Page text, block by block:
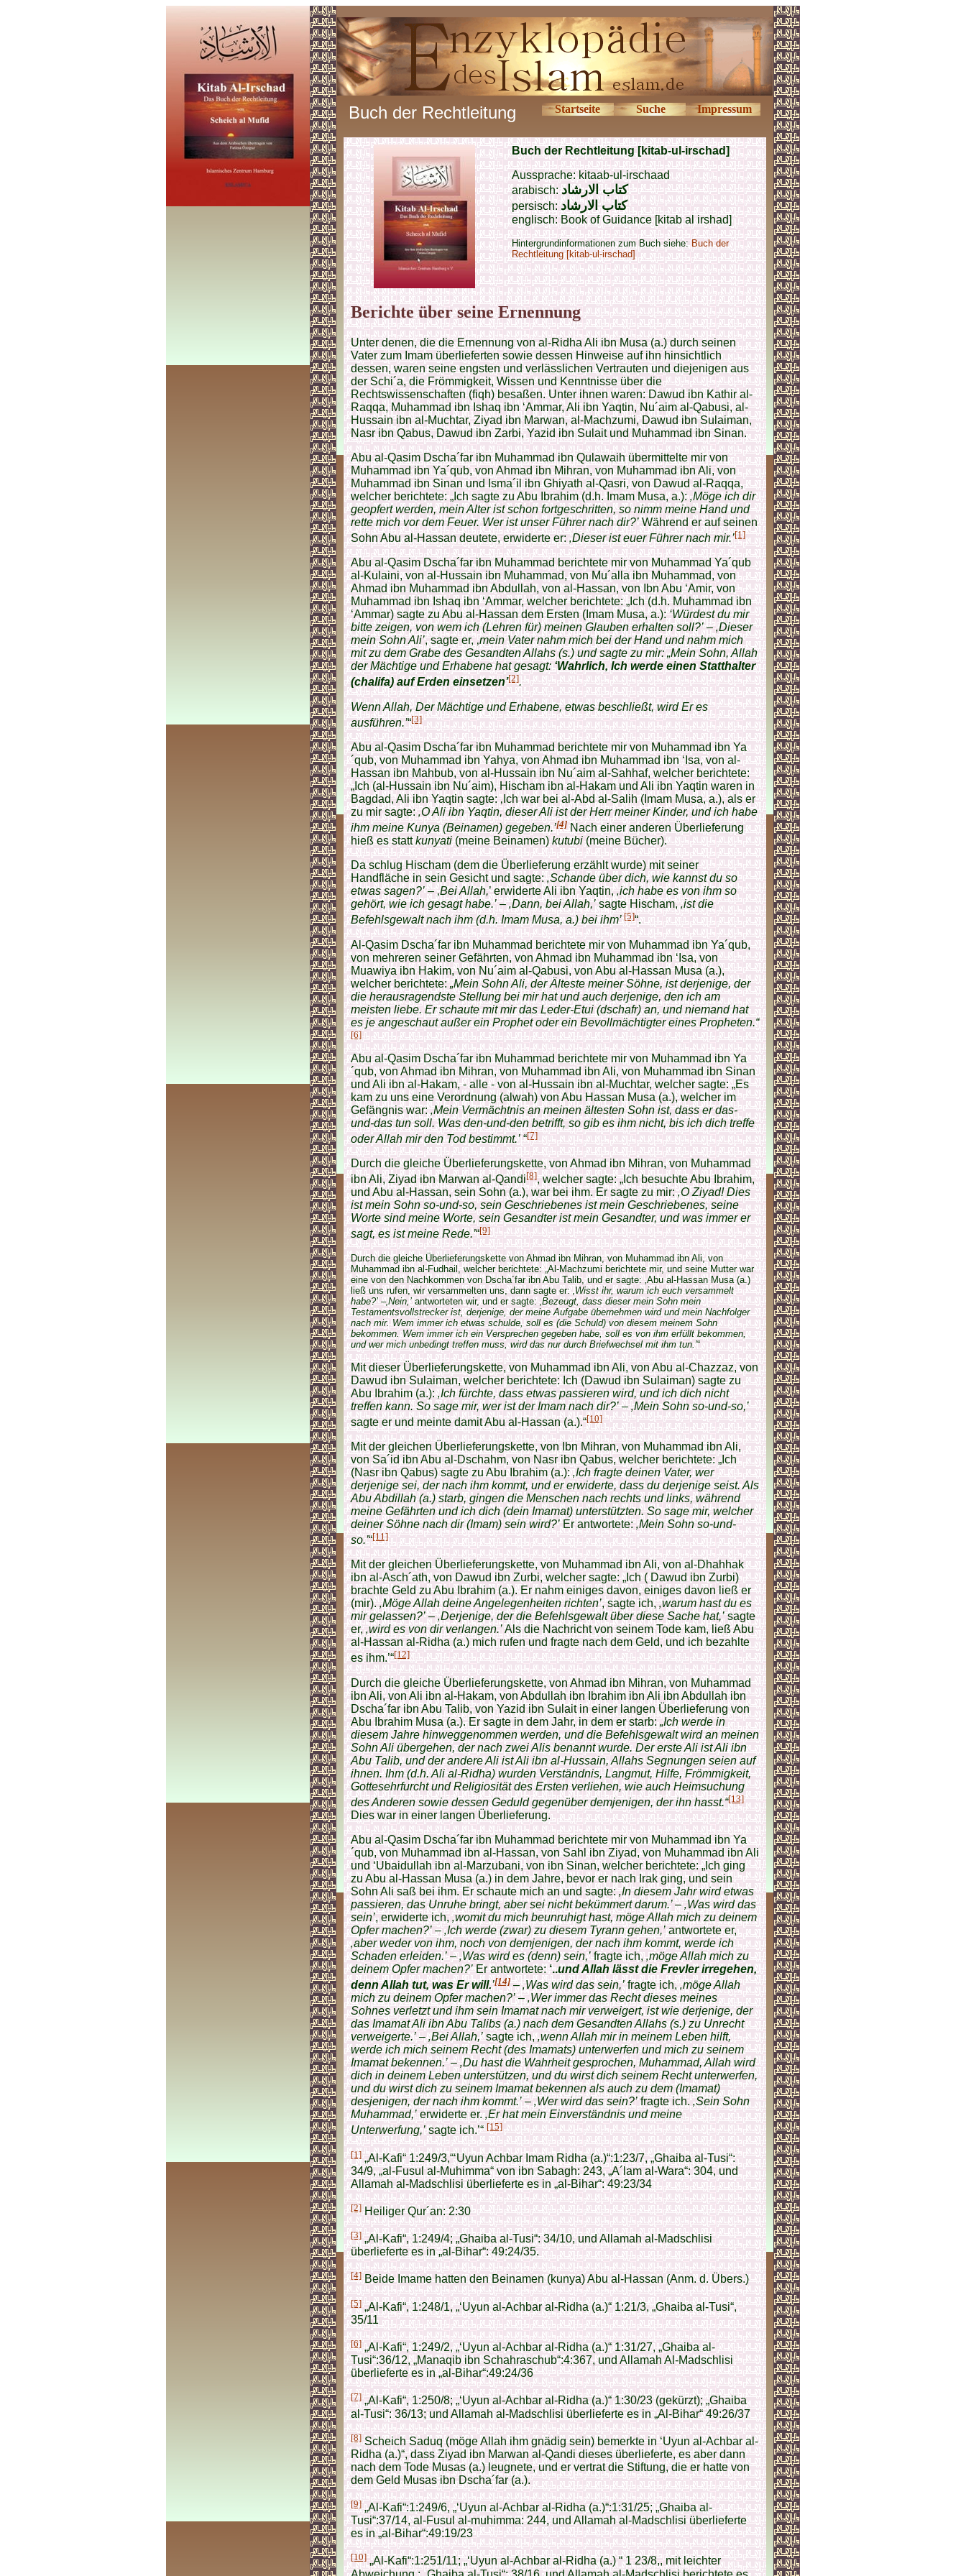
Buch der Rechtleitung Startseite Suche Impressum
Buch der Rechtleitung [kitab-ul-irschad]
Aussprache: kitaab-ul-irschaad
arabisch:
كتابالارشاد
persisch: كتابالارشاد
englisch: Book of Guidance [kitab al irshad]
Hintergrundinformationen zum Buch siehe:Buch der
Rechtleitung [kitab-ul-irschad]
Berichte über seine Ernennung
Unter denen, die die Ernennung von al-Ridha Ali ibn Musa (a.) durch seinen
Vater zum Imam überlieferten sowie dessen Hinweise auf ihn hinsichtlich
dessen, waren seine engsten und verlässlichen Vertrauten und diejenigen aus
der Schi´a, die Frömmigkeit, Wissen und Kenntnisse über die
Rechtswissenschaften (fiqh) besaßen. Unter ihnen waren: Dawud ibn Kathir al-
Raqqa, Muhammad ibn Ishaq ibn ‘Ammar, Ali ibn Yaqtin, Nu´aim al-Qabusi, al-
Hussain ibn al-Muchtar, Ziyad ibn Marwan, al-Machzumi, Dawud ibn Sulaiman,
Nasr ibn Qabus, Dawud ibn Zarbi, Yazid ibn Sulait und Muhammad ibn Sinan.
Abu al-Qasim Dscha´far ibn Muhammad ibn Qulawaih übermittelte mir von
Muhammad ibn Ya´qub, von Ahmad ibn Mihran, von Muhammad ibn Ali, von
Muhammad ibn Sinan und Isma´il ibn Ghiyath al-Qasri, von Dawud al-Raqqa,
welcher berichtete: „Ich sagte zu Abu Ibrahim (d.h. Imam Musa, a.):‚Möge ich dir
geopfert werden, mein Alter ist schon fortgeschritten, so nimm meine Hand und
rette mich vor dem Feuer. Wer ist unser Führer nach dir?’Während er auf seinen
Sohn Abu al-Hassan deutete, erwiderte er:‚Dieser ist euer Führer nach mir.’[1]
Abu al-Qasim Dscha´far ibn Muhammad berichtete mir von Muhammad Ya´qub
al-Kulaini, von al-Hussain ibn Muhammad, von Mu´alla ibn Muhammad, von
Ahmad ibn Muhammad ibn Abdullah, von al-Hassan, von Ibn Abu ‘Amir, von
Muhammad ibn Ishaq ibn ‘Ammar, welcher berichtete: „Ich (d.h. Muhammad ibn
‘Ammar) sagte zu Abu al-Hassan dem Ersten (Imam Musa, a.):‘Würdest du mir
bitte zeigen, von wem ich (Lehren für) meinen Glauben erhalten soll?’–‚Dieser
mein Sohn Ali’, sagte er, ‚mein Vater nahm mich bei der Hand und nahm mich
mit zu dem Grabe des Gesandten Allahs (s.) und sagte zu mir: „Mein Sohn, Allah
der Mächtige und Erhabene hat gesagt:‘Wahrlich, Ich werde einen Statthalter
(chalifa) auf Erden einsetzen’[2].
Wenn Allah, Der Mächtige und Erhabene, etwas beschließt, wird Er es
ausführen.’“[3]
Abu al-Qasim Dscha´far ibn Muhammad berichtete mir von Muhammad ibn Ya
´qub, von Muhammad ibn Yahya, von Ahmad ibn Muhammad ibn ‘Isa, von al-
Hassan ibn Mahbub, von al-Hussain ibn Nu´aim al-Sahhaf, welcher berichtete:
„Ich (al-Hussain ibn Nu´aim), Hischam ibn al-Hakam und Ali ibn Yaqtin waren in
Bagdad, Ali ibn Yaqtin sagte: ‚Ich war bei al-Abd al-Salih (Imam Musa, a.), als er
zu mir sagte:‚O Ali ibn Yaqtin, dieser Ali ist der Herr meiner Kinder, und ich habe
ihm meine Kunya (Beinamen) gegeben.’[4] Nach einer anderen Überlieferung
hieß es stattkunyati(meine Beinamen)kutubi(meine Bücher).
Da schlug Hischam (dem die Überlieferung erzählt wurde) mit seiner
Handfläche in sein Gesicht und sagte:‚Schande über dich, wie kannst du so
etwas sagen?’– ‚Bei Allah,’ erwiderte Ali ibn Yaqtin,‚ich habe es von ihm so
gehört, wie ich gesagt habe.’–‚Dann, bei Allah,’sagte Hischam,‚ist die
Befehlsgewalt nach ihm (d.h. Imam Musa, a.) bei ihm’[5]“.
Al-Qasim Dscha´far ibn Muhammad berichtete mir von Muhammad ibn Ya´qub,
von mehreren seiner Gefährten, von Ahmad ibn Muhammad ibn ‘Isa, von
Muawiya ibn Hakim, von Nu´aim al-Qabusi, von Abu al-Hassan Musa (a.),
welcher berichtete:„Mein Sohn Ali, der Älteste meiner Söhne, ist derjenige, der
die herausragendste Stellung bei mir hat und auch derjenige, den ich am
meisten liebe. Er schaute mit mir das Leder-Etui (dschafr) an, und niemand hat
es je angeschaut außer ein Prophet oder ein Bevollmächtigter eines Propheten.“
[6]
Abu al-Qasim Dscha´far ibn Muhammad berichtete mir von Muhammad ibn Ya
´qub, von Ahmad ibn Mihran, von Muhammad ibn Ali, von Muhammad ibn Sinan
und Ali ibn al-Hakam, - alle - von al-Hussain ibn al-Muchtar, welcher sagte: „Es
kam zu uns eine Verordnung (alwah) von Abu Hassan Musa (a.), welcher im
Gefängnis war:‚Mein Vermächtnis an meinen ältesten Sohn ist, dass er das-
und-das tun soll. Was den-und-den betrifft, so gib es ihm nicht, bis ich dich treffe
oder Allah mir den Tod bestimmt.’“[7]
Durch die gleiche Überlieferungskette, von Ahmad ibn Mihran, von Muhammad
ibn Ali, Ziyad ibn Marwan al-Qandi[8], welcher sagte: „Ich besuchte Abu Ibrahim,
und Abu al-Hassan, sein Sohn (a.), war bei ihm. Er sagte zu mir:‚O Ziyad! Dies
ist mein Sohn so-und-so, sein Geschriebenes ist mein Geschriebenes, seine
Worte sind meine Worte, sein Gesandter ist mein Gesandter, und was immer er
sagt, es ist meine Rede.’“[9]
Durch die gleiche Überlieferungskette von Ahmad ibn Mihran, von Muhammad ibn Ali, von
Muhammad ibn al-Fudhail, welcher berichtete: „Al-Machzumi berichtete mir, und seine Mutter war
eine von den Nachkommen von Dscha´far ibn Abu Talib, und er sagte: ‚Abu al-Hassan Musa (a.)
ließ uns rufen, wir versammelten uns, dann sagte er:‚Wisst ihr, warum ich euch versammelt
habe?’ –‚Nein,’antworteten wir, und er sagte:‚Bezeugt, dass dieser mein Sohn mein
Testamentsvollstrecker ist, derjenige, der meine Aufgabe übernehmen wird und mein Nachfolger
nach mir. Wem immer ich etwas schulde, soll es (die Schuld) von diesem meinem Sohn
bekommen. Wem immer ich ein Versprechen gegeben habe, soll es von ihm erfüllt bekommen,
und wer mich unbedingt treffen muss, wird das nur durch Briefwechsel mit ihm tun.’“
Mit dieser Überlieferungskette, von Muhammad ibn Ali, von Abu al-Chazzaz, von
Dawud ibn Sulaiman, welcher berichtete: Ich (Dawud ibn Sulaiman) sagte zu
Abu Ibrahim (a.):‚Ich fürchte, dass etwas passieren wird, und ich dich nicht
treffen kann. So sage mir, wer ist der Imam nach dir?’–‚Mein Sohn so-und-so,’
sagte er und meinte damit Abu al-Hassan (a.).“[10]
Mit der gleichen Überlieferungskette, von Ibn Mihran, von Muhammad ibn Ali,
von Sa´id ibn Abu al-Dschahm, von Nasr ibn Qabus, welcher berichtete: „Ich
(Nasr ibn Qabus) sagte zu Abu Ibrahim (a.):‚Ich fragte deinen Vater, wer
derjenige sei, der nach ihm kommt, und er erwiderte, dass du derjenige seist. Als
Abu Abdillah (a.) starb, gingen die Menschen nach rechts und links, während
meine Gefährten und ich dich (dein Imamat) unterstützten. So sage mir, welcher
deiner Söhne nach dir (Imam) sein wird?’Er antwortete:‚Mein Sohn so-und-
so.’“[11]
Mit der gleichen Überlieferungskette, von Muhammad ibn Ali, von al-Dhahhak
ibn al-Asch´ath, von Dawud ibn Zurbi, welcher sagte: „Ich ( Dawud ibn Zurbi)
brachte Geld zu Abu Ibrahim (a.). Er nahm einiges davon, einiges davon ließ er
(mir).‚Möge Allah deine Angelegenheiten richten’, sagte ich,‚warum hast du es
mir gelassen?’–‚Derjenige, der die Befehlsgewalt über diese Sache hat,’sagte
er,‚wird es von dir verlangen.’Als die Nachricht von seinem Tode kam, ließ Abu
al-Hassan al-Ridha (a.) mich rufen und fragte nach dem Geld, und ich bezahlte
es ihm.’“[12]
Durch die gleiche Überlieferungskette, von Ahmad ibn Mihran, von Muhammad
ibn Ali, von Ali ibn al-Hakam, von Abdullah ibn Ibrahim ibn Ali ibn Abdullah ibn
Dscha´far ibn Abu Talib, von Yazid ibn Sulait in einer langen Überlieferung von
Abu Ibrahim Musa (a.). Er sagte in dem Jahr, in dem er starb:„Ich werde in
diesem Jahre hinweggenommen werden, und die Befehlsgewalt wird an meinen
Sohn Ali übergehen, der nach zwei Alis benannt wurde. Der erste Ali ist Ali ibn
Abu Talib, und der andere Ali ist Ali ibn al-Hussain, Allahs Segnungen seien auf
ihnen. Ihm (d.h. Ali al-Ridha) wurden Verständnis, Langmut, Hilfe, Frömmigkeit,
Gottesehrfurcht und Religiosität des Ersten verliehen, wie auch Heimsuchung
des Anderen sowie dessen Geduld gegenüber demjenigen, der ihn hasst.“[13]
Dies war in einer langen Überlieferung.
Abu al-Qasim Dscha´far ibn Muhammad berichtete mir von Muhammad ibn Ya
´qub, von Muhammad ibn al-Hassan, von Sahl ibn Ziyad, von Muhammad ibn Ali
und ‘Ubaidullah ibn al-Marzubani, von ibn Sinan, welcher berichtete: „Ich ging
zu Abu al-Hassan Musa (a.) in dem Jahre, bevor er nach Irak ging, und sein
Sohn Ali saß bei ihm. Er schaute mich an und sagte:‚In diesem Jahr wird etwas
passieren, das Unruhe bringt, aber sei nicht bekümmert darum.’–‚Was wird das
sein’, erwiderte ich,‚womit du mich beunruhigt hast, möge Allah mich zu deinem
Opfer machen?’ –‚Ich werde (zwar) zu diesem Tyrann gehen,’antwortete er,
‚aber weder von ihm, noch von demjenigen, der nach ihm kommt, werde ich
Schaden erleiden.’–‚Was wird es (denn) sein,’fragte ich,‚möge Allah mich zu
deinem Opfer machen?’Er antwortete:‘..und Allah lässt die Frevler irregehen,
denn Allah tut, was Er will.’[14] –‚Was wird das sein,’fragte ich,‚möge Allah
mich zu deinem Opfer machen?’–‚Wer immer das Recht dieses meines
Sohnes verletzt und ihm sein Imamat nach mir verweigert, ist wie derjenige, der
das Imamat Ali ibn Abu Talibs (a.) nach dem Gesandten Allahs (s.) zu Unrecht
verweigerte.’–‚Bei Allah,’sagte ich,‚wenn Allah mir in meinem Leben hilft,
werde ich mich seinem Recht (des Imamats) unterwerfen und mich zu seinem
Imamat bekennen.’–‚Du hast die Wahrheit gesprochen, Muhammad, Allah wird
dich in deinem Leben unterstützen, und du wirst dich seinem Recht unterwerfen,
und du wirst dich zu seinem Imamat bekennen als auch zu dem (Imamat)
desjenigen, der nach ihm kommt.’–‚Wer wird das sein?’fragte ich.‚Sein Sohn
Muhammad,’erwiderte er.‚Er hat mein Einverständnis und meine
Unterwerfung,’sagte ich.’“[15]
[1]„Al-Kafi“ 1:249/3,“‘Uyun Achbar Imam Ridha (a.)“:1:23/7, „Ghaiba al-Tusi“:
34/9, „al-Fusul al-Muhimma“ von ibn Sabagh: 243, „A´lam al-Wara“: 304, und
Allamah al-Madschlisi überlieferte es in „al-Bihar“: 49:23/34
[2]Heiliger Qur´an: 2:30
[3]„Al-Kafi“, 1:249/4; „Ghaiba al-Tusi“: 34/10, und Allamah al-Madschlisi
überlieferte es in „al-Bihar“: 49:24/35.
[4]Beide Imame hatten den Beinamen (kunya) Abu al-Hassan (Anm. d. Übers.)
[5]„Al-Kafi“, 1:248/1, „‘Uyun al-Achbar al-Ridha (a.)“ 1:21/3, „Ghaiba al-Tusi“,
35/11
[6]„Al-Kafi“, 1:249/2, „‘Uyun al-Achbar al-Ridha (a.)“ 1:31/27, „Ghaiba al-
Tusi“:36/12, „Manaqib ibn Schah­raschub“:4:367, und Allamah Al-Madschlisi
überlieferte es in „al-Bihar“:49:24/36
[7]„Al-Kafi“, 1:250/8; „‘Uyun al-Achbar al-Ridha (a.)“ 1:30/23 (gekürzt); „Ghaiba
al-Tusi“: 36/13; und Allamah al-Madschlisi überlieferte es in „Al-Bihar“ 49:26/37
[8]Scheich Saduq (möge Allah ihm gnädig sein) bemerkte in ‘Uyun al-Achbar al-
Ridha (a.)“, dass Ziyad ibn Marwan al-Qandi dieses überlieferte, es aber dann
nach dem Tode Musas (a.) leugnete, und er vertrat die Stiftung, die er hatte von
dem Geld Musas ibn Dscha´far (a.).
[9]„Al-Kafi“:1:249/6, „‘Uyun al-Achbar al-Ridha (a.)“:1:31/25; „Ghaiba al-
Tusi“:37/14, al-Fusul al-muhimma: 244, und Allamah al-Madschlisi überlieferte
es in „al-Bihar“:49:19/23
[10]„Al-Kafi“:1:251/11; „‘Uyun al-Achbar al-Ridha (a.)“ 1 23/8,, mit leichter